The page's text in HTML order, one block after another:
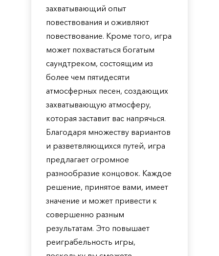
захватывающий опыт
повествования и оживляют
повествование. Кроме того, игра
может похвастаться богатым
саундтреком, состоящим из
более чем пятидесяти
атмосферных песен, создающих
захватывающую атмосферу,
которая заставит вас напрячься.
Благодаря множеству вариантов
и разветвляющихся путей, игра
предлагает огромное
разнообразие концовок. Каждое
решение, принятое вами, имеет
значение и может привести к
совершенно разным
результатам. Это повышает
реиграбельность игры,